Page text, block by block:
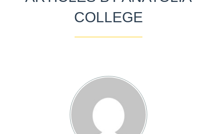
COLLEGE